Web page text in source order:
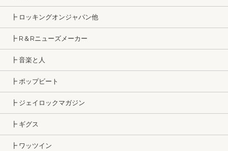
┣ ロッキングオンジャパン他
┣ R＆Rニューズメーカー
┣ 音楽と人
┣ ポップビート
┣ ジェイロックマガジン
┣ ギグス
┣ ワッツイン